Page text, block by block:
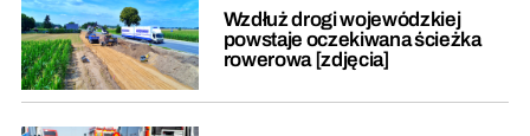
Wzdłuż drogi wojewódzkiej
powstaje oczekiwana ścieżka
rowerowa [zdjęcia]